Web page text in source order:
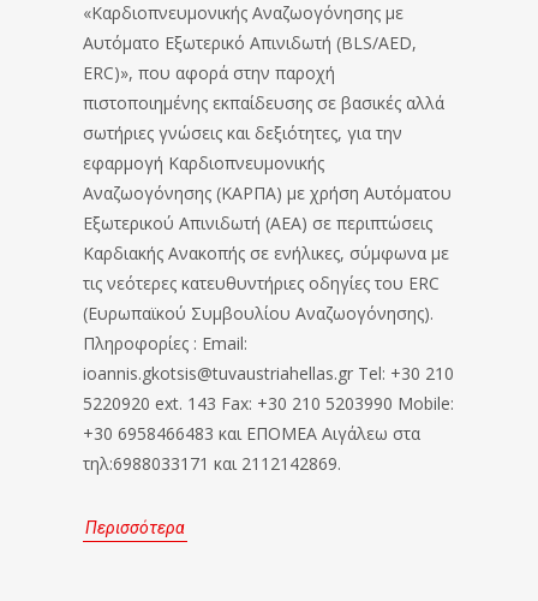
«Καρδιοπνευμονικής Αναζωογόνησης με
Αυτόματο Εξωτερικό Απινιδωτή (BLS/AED,
ERC)», που αφορά στην παροχή
πιστοποιημένης εκπαίδευσης σε βασικές αλλά
σωτήριες γνώσεις και δεξιότητες, για την
εφαρμογή Καρδιοπνευμονικής
Αναζωογόνησης (ΚΑΡΠΑ) με χρήση Αυτόματου
Εξωτερικού Απινιδωτή (ΑΕΑ) σε περιπτώσεις
Καρδιακής Ανακοπής σε ενήλικες, σύμφωνα με
τις νεότερες κατευθυντήριες οδηγίες του ERC
(Ευρωπαϊκού Συμβουλίου Αναζωογόνησης).
Πληροφορίες : Email:
ioannis.gkotsis@tuvaustriahellas.gr Tel: +30 210
5220920 ext. 143 Fax: +30 210 5203990 Mobile:
+30 6958466483 και ΕΠΟΜΕΑ Αιγάλεω στα
τηλ:6988033171 και 2112142869.
Περισσότερα